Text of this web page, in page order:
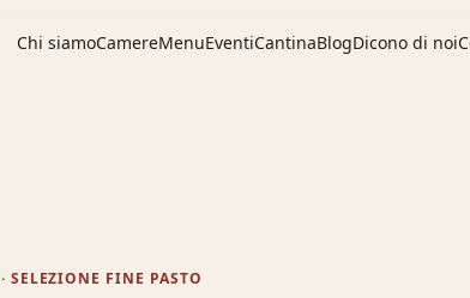
Chi siamoCamereMenuEventiCantinaBlogDicono di noi
SELEZIONE FINE PASTO